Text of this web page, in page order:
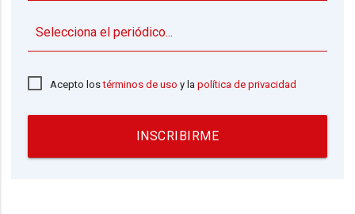
Acepto lostérminos de uso y lapolítica de privacidad
INSCRIBIRME